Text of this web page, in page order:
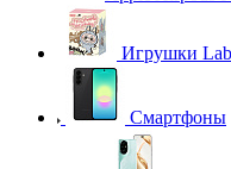
Игрушки
Смартфоны